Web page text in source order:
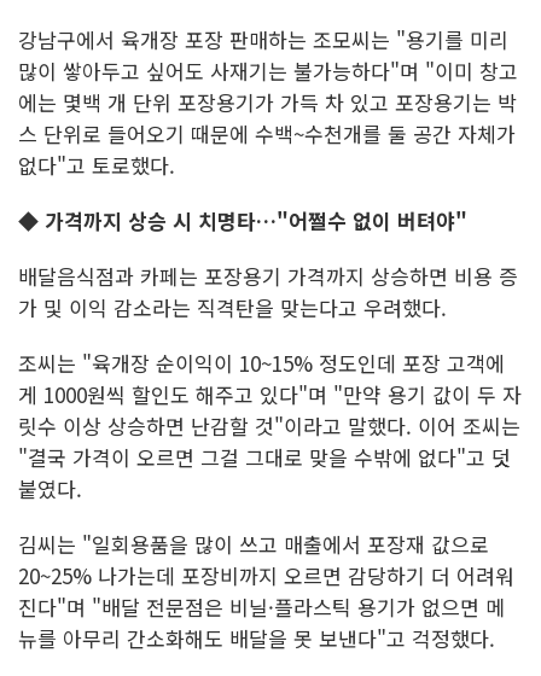
강남구에서 육개장 포장 판매하는 조모씨는 "용기를 미리
많이 쌓아두고 싶어도 사재기는 불가능하다"며 "이미 창고
에는 몇백 개 단위 포장용기가 가득 차 있고 포장용기는 박
스 단위로 들어오기 때문에 수백~수천개를 둘 공간 자체가
없다"고 토로했다.
◆ 가격까지 상승 시 치명타…"어쩔수 없이 버텨야"
배달음식점과 카페는 포장용기 가격까지 상승하면 비용 증
가 및 이익 감소라는 직격탄을 맞는다고 우려했다.
조씨는 "육개장 순이익이 10~15% 정도인데 포장 고객에
게 1000원씩 할인도 해주고 있다"며 "만약 용기 값이 두 자
릿수 이상 상승하면 난감할 것"이라고 말했다. 이어 조씨는
"결국 가격이 오르면 그걸 그대로 맞을 수밖에 없다"고 덧
붙였다.
김씨는 "일회용품을 많이 쓰고 매출에서 포장재 값으로
20~25% 나가는데 포장비까지 오르면 감당하기 더 어려워
진다"며 "배달 전문점은 비닐·플라스틱 용기가 없으면 메
뉴를 아무리 간소화해도 배달을 못 보낸다"고 걱정했다.